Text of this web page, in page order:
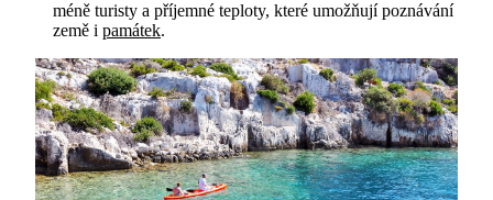
méně turisty a příjemné teploty, které umožňují poznávání
země i památek.